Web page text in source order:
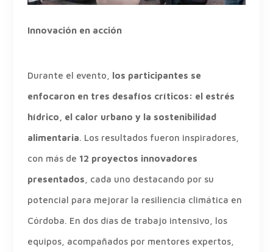
Innovación en acción
Durante el evento, los participantes se
enfocaron en tres desafíos críticos: el estrés
hídrico, el calor urbano y la sostenibilidad
alimentaria. Los resultados fueron inspiradores,
con más de 12 proyectos innovadores
presentados , cada uno destacando por su
potencial para mejorar la resiliencia climática en
Córdoba. En dos días de trabajo intensivo, los
equipos, acompañados por mentores expertos,